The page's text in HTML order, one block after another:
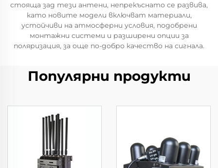
стояща зад тези антени, непрекъснато се развива,
като новите модели включват материали,
устойчиви на атмосферни условия, подобрени
монтажни системи и разширени опции за
поляризация, за още по-добро качество на сигнала.
Популярни продукти